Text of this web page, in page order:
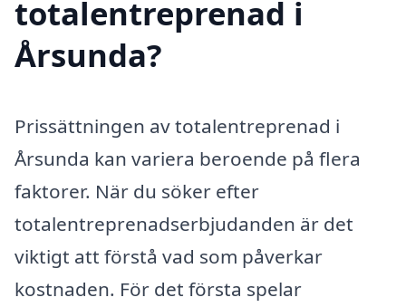
totalentreprenad i
Årsunda?
Prissättningen av totalentreprenad i
Årsunda kan variera beroende på flera
faktorer. När du söker efter
totalentreprenadserbjudanden är det
viktigt att förstå vad som påverkar
kostnaden. För det första spelar